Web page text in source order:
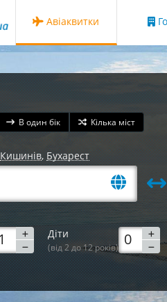
Авіаквитки
В один бік Кілька міст
Кишинів, Бухарест
Діти
(від 2 до 12 років)